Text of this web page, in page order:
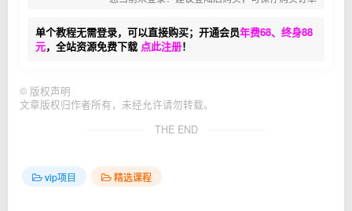
单个教程无需登录，可以直接购买；开通会员年费68、终身88
元，全站资源免费下载 点此注册！
© 版权声明
文章版权归作者所有，未经允许请勿转载。
THE END
vip项目 精选课程